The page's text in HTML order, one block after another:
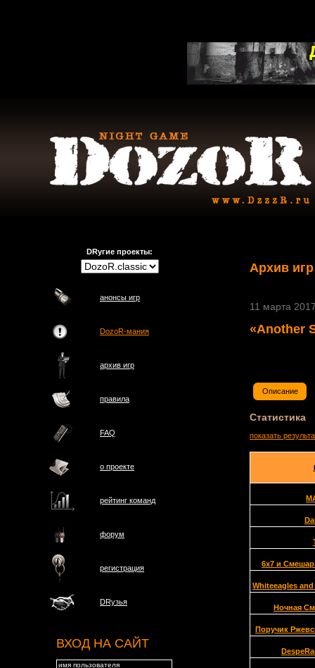
DRугие проекты:
анонсы игр
DozoR-мания
архив игр
правила
FAQ
о проектe
рейтинг команд
форум
регистрация
DRузья
ВХОД НА САЙТ
Архив игр
11 марта
«Another
Описание
Статистика
показать
6x7 и
Whiteeagles and
Ночная
Поручик